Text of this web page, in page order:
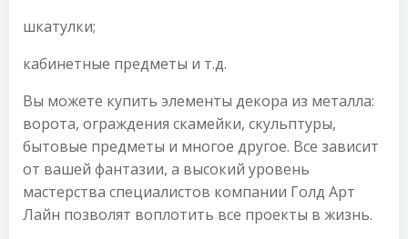
шкатулки;
кабинетные предметы и т.д.
Вы можете купить элементы декора из металла:
ворота, ограждения скамейки, скульптуры,
бытовые предметы и многое другое. Все зависит
от вашей фантазии, а высокий уровень
мастерства специалистов компании Голд Арт
Лайн позволят воплотить все проекты в жизнь.